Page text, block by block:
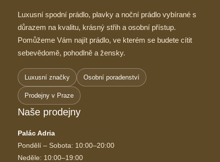
Luxusní spodní prádlo, plavky a noční prádlo vybírané s
důrazem na kvalitu, krásný střih a osobní přístup.
Pomůžeme Vám najít prádlo, ve kterém se budete cítit
sebevědomě, pohodlně a žensky.
Luxusní značky Osobní poradenství
Prodejny v Praze
Naše prodejny
Palác Adria
Pondělí – Sobota: 10:00–20:00
Neděle: 10:00–19:00